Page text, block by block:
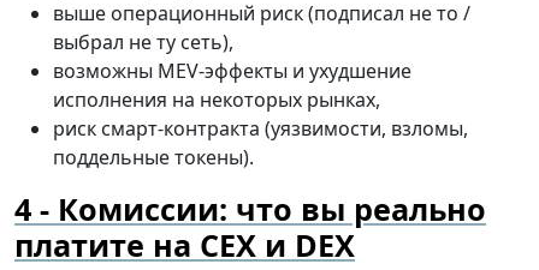
выше операционный риск (подписал не то /
выбрал не ту сеть),
возможны MEV-эффекты и ухудшение
исполнения на некоторых рынках,
риск смарт-контракта (уязвимости, взломы,
поддельные токены).
Комиссии: что вы реально
платите на CEX и DEX